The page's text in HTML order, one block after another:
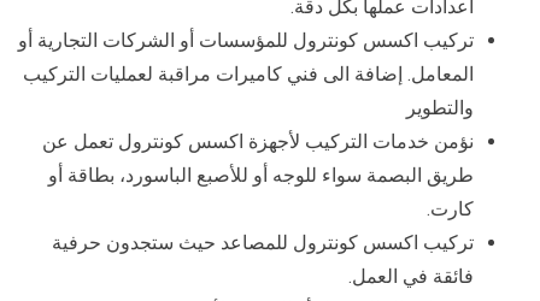
اعدادات عملها بكل دقة.
تركيب اكسس كونترول للمؤسسات أو الشركات التجارية أو
المعامل. إضافة الى فني كاميرات مراقبة لعمليات التركيب
والتطوير
نؤمن خدمات التركيب لأجهزة اكسس كونترول تعمل عن
طريق البصمة سواء للوجه أو للأصبع الباسورد، بطاقة أو
كارت.
تركيب اكسس كونترول للمصاعد حيث ستجدون حرفية
فائقة في العمل.